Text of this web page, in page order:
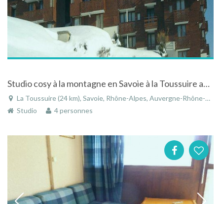
Studio cosy à la montagne en Savoie à la Toussuire avec vue sur la station et très bien ensoleillé
La Toussuire (24 km), Savoie, Rhône-Alpes, Auvergne-Rhône-Alpes, France
Studio
4 personnes